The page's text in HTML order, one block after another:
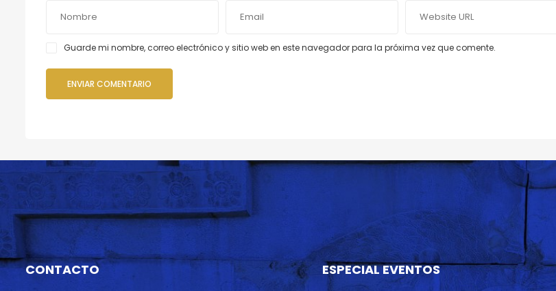
Guarde mi nombre, correo electrónico y sitio web en este navegador para la próxima vez que comente.
CONTACTO ESPECIAL EVENTOS